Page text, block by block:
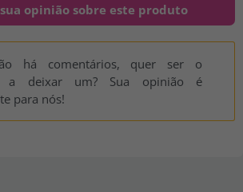
sua opinião sobre este produto
há comentários, quer ser o
a deixar um? Sua opinião é
para nós!